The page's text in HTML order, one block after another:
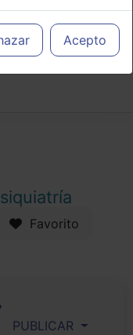
de los
y decidir, en
a lasAcepto
Favorito
PUBLICAR